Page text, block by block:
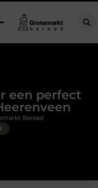
in Utrecht?
een perfect
Beraad